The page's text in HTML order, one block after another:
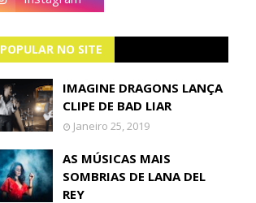
POPULAR NO SITE
IMAGINE DRAGONS LANÇA
CLIPE DE BAD LIAR
Janeiro 25, 2019
AS MÚSICAS MAIS
SOMBRIAS DE LANA DEL
REY